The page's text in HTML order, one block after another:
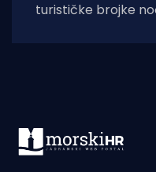
turističke brojke